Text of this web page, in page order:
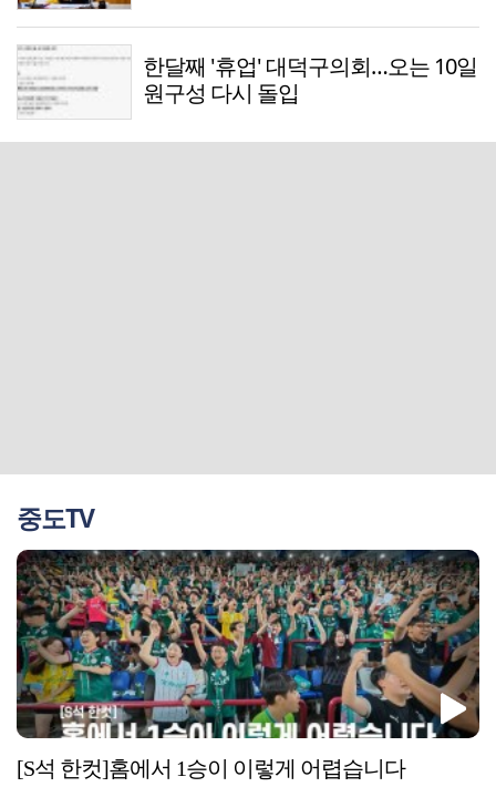
한달째 '휴업' 대덕구의회…오는 10일
원구성 다시 돌입
중도TV
[S석 한컷]홈에서 1승이 이렇게 어렵습니다